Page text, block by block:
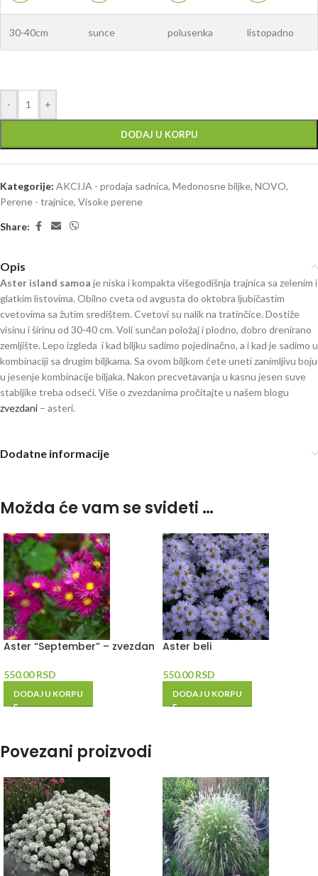
30-40cm sunce polusenka listopadno
- +
DODAJ U KORPU
Kategorije: AKCIJA - prodaja sadnica, Medonosne biljke, NOVO,
Perene - trajnice, Visoke perene
Share:
Opis
Aster island samoa je niska i kompakta višegodišnja trajnica sa zelenim i
glatkim listovima. Obilno cveta od avgusta do oktobra ljubičastim
cvetovima sa žutim središtem. Cvetovi su nalik na tratinčice. Dostiže
visinu i širinu od 30-40 cm. Voli sunčan položaj i plodno, dobro drenirano
zemljište. Lepo izgleda i kad biljku sadimo pojedinačno, a i kad je sadimo u
kombinaciji sa drugim biljkama. Sa ovom biljkom ćete uneti zanimljivu boju
u jesenje kombinacije biljaka. Nakon precvetavanja u kasnu jesen suve
stabljike treba odseći. Više o zvezdanima pročitajte u našem blogu
zvezdani – asteri.
Dodatne informacije
Možda će vam se svideti …
Aster “September” – zvezdan
550.00RSD
DODAJ U KORPU
Aster beli
550.00RSD
DODAJ U KORPU
Povezani proizvodi